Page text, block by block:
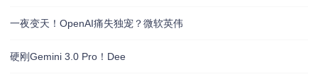
一夜变天！OpenAI痛失独宠？微软英伟
硬刚Gemini 3.0 Pro！Dee